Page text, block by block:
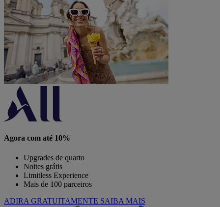
Agora com até 10%
Upgrades de quarto
Noites grátis
Limitless Experience
Mais de 100 parceiros
ADIRA GRATUITAMENTE SAIBA MAIS